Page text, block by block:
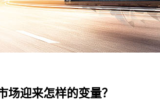
场迎来怎样的变量？